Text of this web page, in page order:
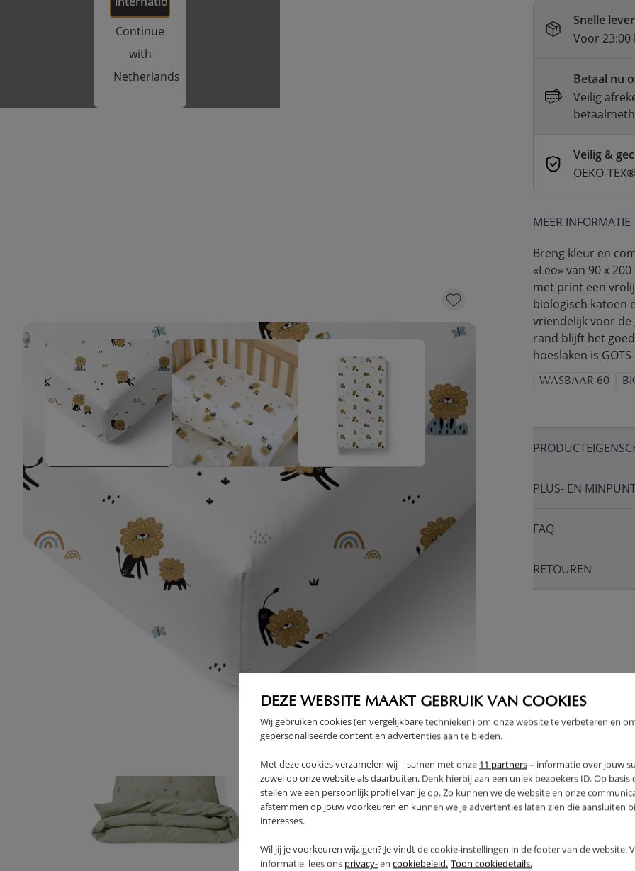
DEZE WEBSITE MAAKT GEBRUIK VAN COOKIES
Wij gebruiken cookies (en vergelijkbare technieken) om onze website te verbeteren en
gepersonaliseerde content en advertenties aan te bieden.
Met deze cookies verzamelen wij – samen met onze 11 partners– informatie over jouw
zowel op onze website als daarbuiten. Denk hierbij aan een uniek bezoekers ID. Op basis
stellen we een persoonlijk profiel van je op. Zo kunnen we de website en onze
afstemmen op jouw voorkeuren en kunnen we je advertenties laten zien die aansluiten
interesses.
Wil jij je voorkeuren wijzigen? Je vindt de cookie-instellingen in de footer van de website.
informatie, lees ons privacy-en cookiebeleid. Toon cookiedetails.
Continue
with
Netherlands
Snelle
Voor 23:00
Betaal nu
Veilig
Veilig &
OEKO-
MEER INFORMATIE
Breng kleur en
«Leo» van 90 x
met print een
biologisch katoen
vriendelijk voor de
rand blijft het
hoeslaken is
WASBAAR 60
PLUS- EN
FAQ
RETOUREN
High-contrast mode